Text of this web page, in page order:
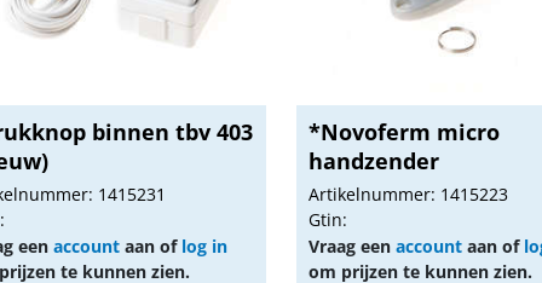
binnen tbv 403
1415231
een accountaan of log in
te kunnen zien.
*Novoferm micro
handzender
Artikelnummer: 1415223
Gtin:
Vraag eenaccount aan of
om prijzen te kunnen zien.